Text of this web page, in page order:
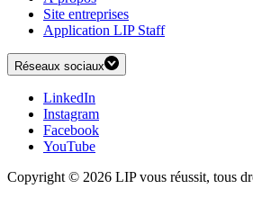
Site entreprises
Application LIP Staff
Réseaux sociaux
LinkedIn
Instagram
Facebook
YouTube
Copyright © 2026 LIP vous réussit, tous